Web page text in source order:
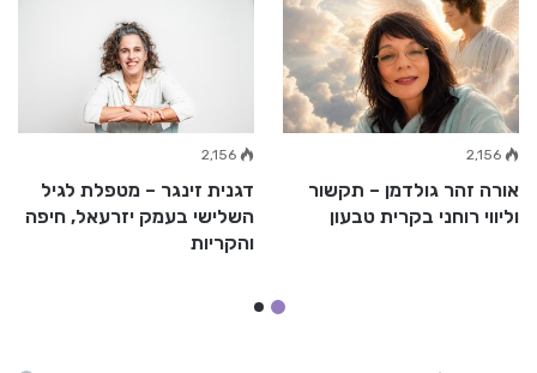
2,156
אורה זהר גולדמן – תקשור
וליווי רוחני בקרית טבעון
2,156
דגנית זינגר – מטפלת לגיל
השלישי בעמק יזרעאל, חיפה
והקריות